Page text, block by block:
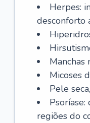
Herpes:
desconforto
Manchas
Micoses
Pele
regiões do